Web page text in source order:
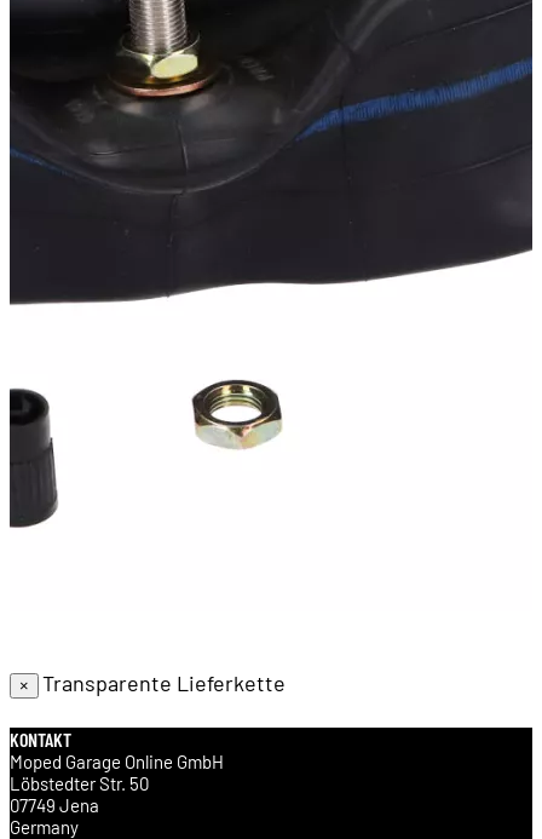
× Transparente Lieferkette
KONTAKT
Moped Garage Online GmbH
Löbstedter Str. 50
07749 Jena
Germany